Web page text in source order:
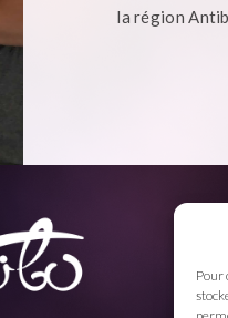
Pour
la région